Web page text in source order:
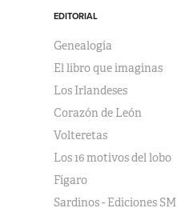
EDITORIAL
Genealogía
El libro que imaginas
Los Irlandeses
Corazón de León
Volteretas
Los 16 motivos del lobo
Fígaro
Sardinos - Ediciones SM